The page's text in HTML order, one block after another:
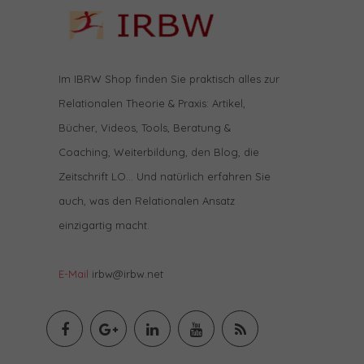
Im IBRW Shop finden Sie praktisch alles zur
Relationalen Theorie & Praxis: Artikel,
Bücher, Videos, Tools, Beratung &
Coaching, Weiterbildung, den Blog, die
Zeitschrift LO… Und natürlich erfahren Sie
auch, was den Relationalen Ansatz
einzigartig macht.
E-Mail irbw@irbw.net